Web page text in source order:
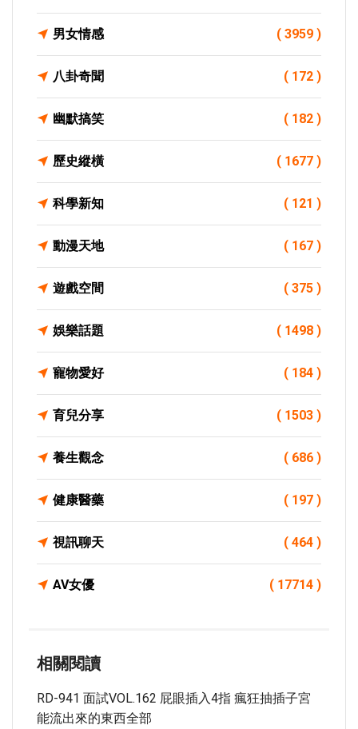
男女情感 ( 3959 )
八卦奇聞 ( 172 )
幽默搞笑 ( 182 )
歷史縱橫 ( 1677 )
科學新知 ( 121 )
動漫天地 ( 167 )
遊戲空間 ( 375 )
娛樂話題 ( 1498 )
寵物愛好 ( 184 )
育兒分享 ( 1503 )
養生觀念 ( 686 )
健康醫藥 ( 197 )
視訊聊天 ( 464 )
AV女優 ( 17714 )
相關閱讀
RD-941 面試VOL.162 屁眼插入4指 瘋狂抽插子宮
能流出來的東西全部